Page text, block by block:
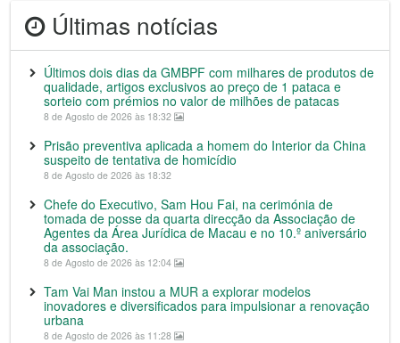
Últimas notícias
Últimos dois dias da GMBPF com milhares de produtos de
qualidade, artigos exclusivos ao preço de 1 pataca e
sorteio com prémios no valor de milhões de patacas
8 de Agosto de 2026 às 18:32
Prisão preventiva aplicada a homem do Interior da China
suspeito de tentativa de homicídio
8 de Agosto de 2026 às 18:32
Chefe do Executivo, Sam Hou Fai, na cerimónia de
tomada de posse da quarta direcção da Associação de
Agentes da Área Jurídica de Macau e no 10.º aniversário
da associação.
8 de Agosto de 2026 às 12:04
Tam Vai Man instou a MUR a explorar modelos
inovadores e diversificados para impulsionar a renovação
urbana
8 de Agosto de 2026 às 11:28